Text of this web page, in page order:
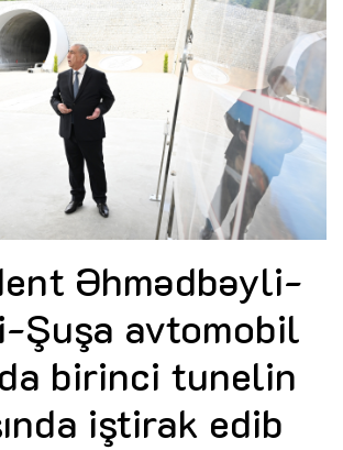
Əhmədbəyli-
Şuşa avtomobil
birinci tunelin
iştirak edib